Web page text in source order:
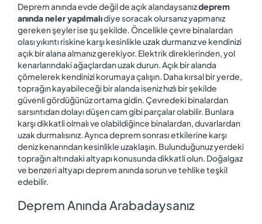
Deprem anında evde değil de açık alandaysanızdeprem
anında neler yapılmalıdiye soracak olursanız yapmanız
gereken şeyler ise şu şekilde. Öncelikle çevre binalardan
olası yıkıntı riskine karşı kesinlikle uzak durmanız ve kendinizi
açık bir alana almanız gerekiyor. Elektrik direklerinden, yol
kenarlarındaki ağaçlardan uzak durun. Açık bir alanda
çömelerek kendinizi korumaya çalışın. Daha kırsal bir yerde,
toprağın kayabileceği bir alanda iseniz hızlı bir şekilde
güvenli gördüğünüz ortama gidin. Çevredeki binalardan
sarsıntıdan dolayı düşen cam gibi parçalar olabilir. Bunlara
karşı dikkatli olmalı ve olabildiğince binalardan, duvarlardan
uzak durmalısınız. Ayrıca deprem sonrası etkilerine karşı
deniz kenarından kesinlikle uzaklaşın. Bulunduğunuz yerdeki
toprağın altındaki altyapı konusunda dikkatli olun. Doğalgaz
ve benzeri altyapı deprem anında sorun ve tehlike teşkil
edebilir.
Deprem Anında Arabadaysanız